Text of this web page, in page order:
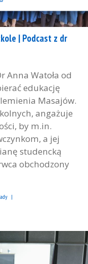
| Podcast z dr
Anna Watoła od
edukację
Masajów.
angażuje
by m.in.
a jej
studencką
obchodzony